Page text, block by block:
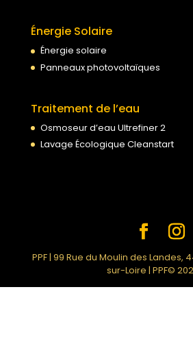
Énergie Solaire
Énergie solaire
Panneaux photovoltaïques
Traitement de l’eau
Osmoseur d’eau Ultrefiner 2
Lavage Écologique Cleanstart
PPF | 99 Rue du Moulin des Landes,
sur-Loire | PPF©